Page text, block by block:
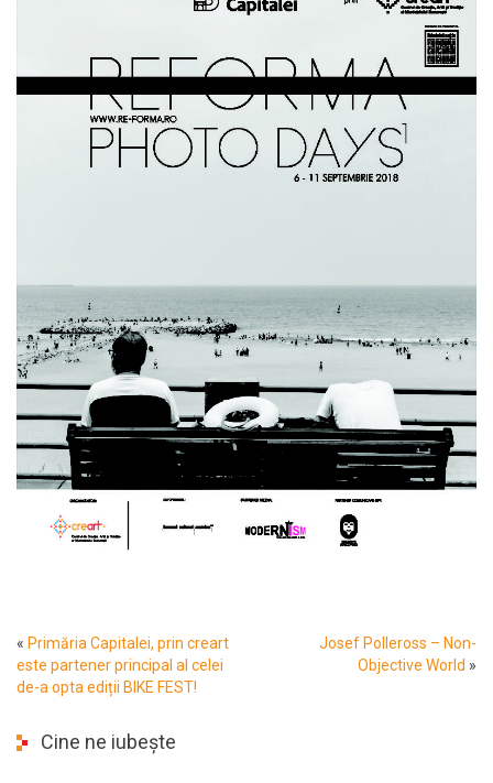
« Primăria Capitalei, prin creart
este partener principal al celei
de-a opta ediții BIKE FEST!
Josef Polleross – Non-
Objective World »
Cine ne iubește